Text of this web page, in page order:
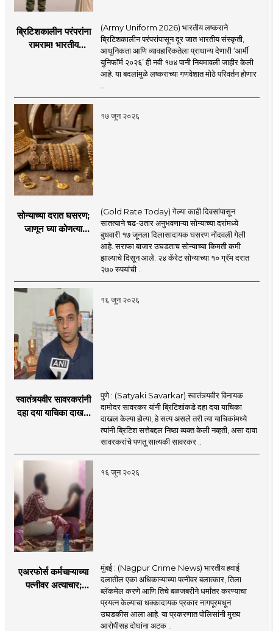
ब्रिटिशकालीन परंपरांना
रामराम! भारतीय
(Army Uniform 2026) भारतीय लष्कराने
ब्रिटिशकालीन परंपरांपासून दूर जात भारतीय संस्कृती,
आधुनिकता आणि व्यावहारिकतेला प्राधान्य देणारी ‘आर्मी
युनिफॉर्म २०२६’ ही नवी १७४ पानी नियमावली जाहीर केली
आहे. या बदलांमुळे लष्कराच्या गणवेशात मोठे परिवर्तन होणार
१७ जून २०२६
सोन्याच्या दरात घसरण;
जाणून घ्या कोणत्या
(Gold Rate Today) गेल्या काही दिवसांपासून
सातत्याने चढ-उतार अनुभवणाऱ्या सोन्याच्या दरांमध्ये
बुधवारी १७ जूनला दिलासादायक घसरण नोंदवली गेली
आहे. सराफा बाजार उघडताच सोन्याच्या किमती कमी
झाल्याचे दिसून आले. २४ कॅरेट सोन्याच्या १० ग्रॅम दरात
२७० रुपयांची ..
१६ जून २०२६
स्वातंत्र्यवीर सावरकरांनी
दहा दया याचिका दाखल
निष्ठा व्यक्त केली नाही’!
पणतू सात्यकी सावरकर
यांनी न्यायालयात सादर
केला दावा
पुणे : (Satyaki Savarkar) स्वातंत्र्यवीर विनायक
दामोदर सावरकर यांनी ब्रिटिशांकडे दहा दया याचिका
दाखल केल्या होत्या, हे सत्य असले तरी त्या याचिकांमध्ये
त्यांनी ब्रिटिश सत्तेबद्दल निष्ठा व्यक्त केली नव्हती, असा दावा
सावरकरांचे पणतू सात्यकी सावरकर ..
१६ जून २०२६
एअरफोर्स कर्मचाऱ्याच्या
पत्नीवर अत्याचार;
मुंबई : (Nagpur Crime News) भारतीय हवाई
दलातील एका अधिकाऱ्याच्या पत्नीवर बलात्कार, तिला
ब्लॅकमेल करणे आणि तिचे बळजबरीने धर्मांतर करण्याचा
प्रयत्न केल्याचा धक्कादायक प्रकार नागपूरमधून
उघडकीस आला आहे. या प्रकरणात पोलिसांनी मुख्य
आरोपीसह दोघांना अटक ..